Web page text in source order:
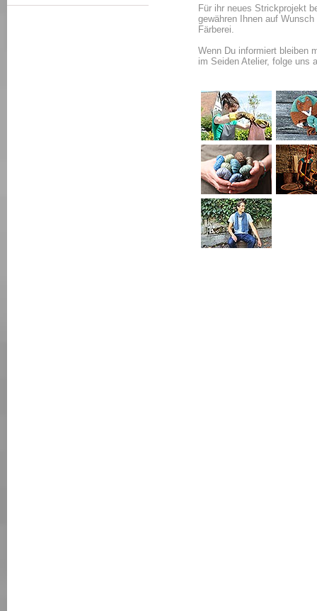
Für ihr neues Strickprojekt
gewähren Ihnen auf
Färberei.
Wenn Du informiert bleiben
im Seiden Atelier, folge uns